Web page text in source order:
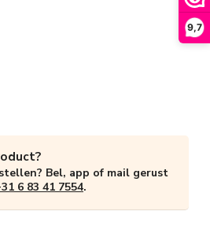
9,7
Bel, app of mail gerust
6 83 41 7554.